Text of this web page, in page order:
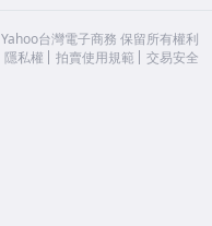
Yahoo台灣電子商務 保留所有權利
隱私權 拍賣使用規範 交易安全